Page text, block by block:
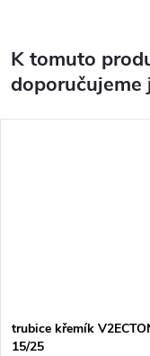
K tomuto
trubice křemík
15/25